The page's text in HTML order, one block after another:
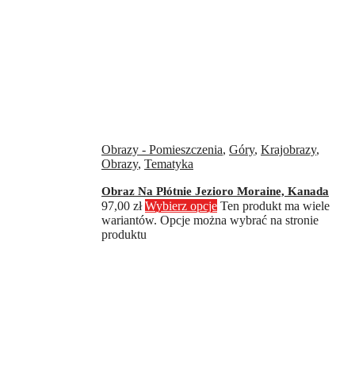
Obrazy - Pomieszczenia, Góry, Krajobrazy,
Obrazy, Tematyka
Obraz Na Płótnie Jezioro Moraine, Kanada
97,00 zł Wybierz opcje Ten produkt ma wiele
wariantów. Opcje można wybrać na stronie
produktu